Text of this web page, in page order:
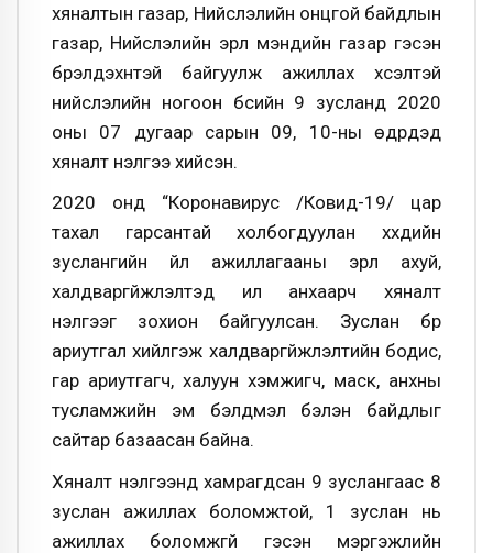
хяналтын газар, Нийслэлийн онцгой байдлын
газар, Нийслэлийн эрүүл мэндийн газар гэсэн
бүрэлдэхүүнтэй байгуулж ажиллах хүсэлтэй
нийслэлийн ногоон бүсийн 9 зусланд 2020
оны 07 дугаар сарын 09, 10-ны өдрүүдэд
хяналт үнэлгээ хийсэн.
2020 онд “Коронавирус /Ковид-19/ цар
тахал гарсантай холбогдуулан хүүхдийн
зуслангийн үйл ажиллагааны эрүүл ахуй,
халдваргүйжүүлэлтэд илүү анхаарч хяналт
үнэлгээг зохион байгуулсан. Зуслан бүр
ариутгал хийлгэж халдваргүйжүүлэлтийн бодис,
гар ариутгагч, халуун хэмжигч, маск, анхны
тусламжийн эм бэлдмэл бэлэн байдлыг
сайтар базаасан байна.
Хяналт үнэлгээнд хамрагдсан 9 зуслангаас 8
зуслан ажиллах боломжтой, 1 зуслан нь
ажиллах боломжгүй гэсэн мэргэжлийн